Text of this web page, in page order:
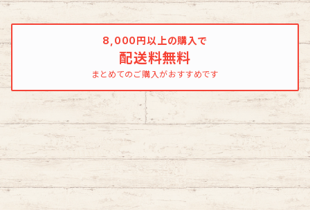
8,000円以上の購入で
配送料無料
まとめてのご購入がおすすめです